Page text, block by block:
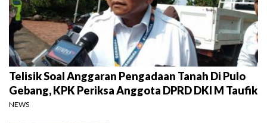
Telisik Soal Anggaran Pengadaan Tanah Di Pulo
Gebang, KPK Periksa Anggota DPRD DKI M Taufik
NEWS